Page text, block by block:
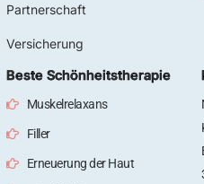
Partnerschaft
Versicherung
Beste Schönheitstherapie
Muskelrelaxans
Filler
Erneuerung der Haut